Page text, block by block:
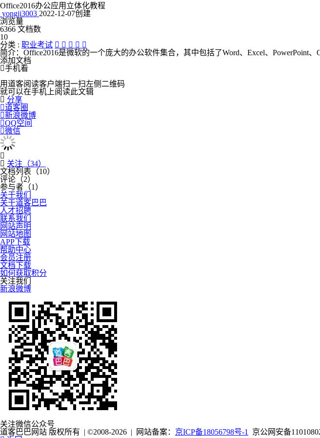
Office2016办公应用立体化教程
yongji3003 2022-12-07创建
浏览量
6366 文档数
10
分类 : 职业考试     
简介： Office2016是微软的一个庞大的办公软件集合，其中包括了Word、Excel、PowerPoint、
添加文档
手机看
用道客阅读客户端扫一扫左侧二维码
就可以在手机上阅读此文辑
 分享
道客圈
新浪微博
QQ空间
微信

 关注（34）
文档列表（10）
评论（2）
参与者（1 ）
关于我们
关于道客巴巴
人才招聘
联系我们
网站声明
网站地图
APP下载
帮助中心
会员注册
文档下载
如何获取积分
关注我们
新浪微博
关注微信公众号
道客巴巴网站 版权所有 | ©2008-2026 | 网站备案： 京ICP备18056798号-1
京公网安备